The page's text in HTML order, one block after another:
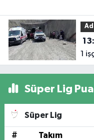
1
Süper Lig
Süper Lig
# Takım